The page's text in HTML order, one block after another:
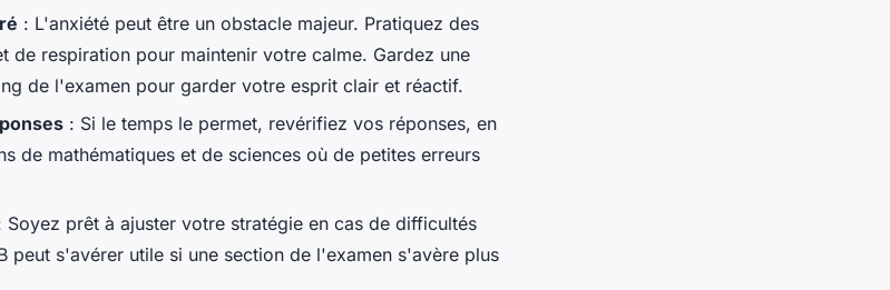
: L'anxiété peut être un obstacle majeur. Pratiquez des
de respiration pour maintenir votre calme. Gardez une
de l'examen pour garder votre esprit clair et réactif.
: Si le temps le permet, revérifiez vos réponses, en
de mathématiques et de sciences où de petites erreurs
Soyez prêt à ajuster votre stratégie en cas de difficultés
peut s'avérer utile si une section de l'examen s'avère plus